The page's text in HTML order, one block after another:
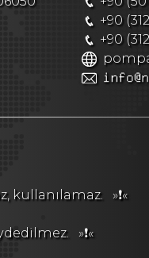
+90
+90
kullanılamaz. »❗«
»❗«